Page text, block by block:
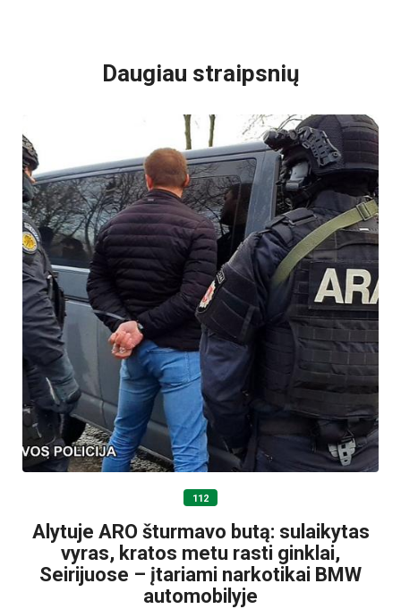
Daugiau straipsnių
112
Alytuje ARO šturmavo butą: sulaikytas
vyras, kratos metu rasti ginklai,
Seirijuose – įtariami narkotikai BMW
automobilyje